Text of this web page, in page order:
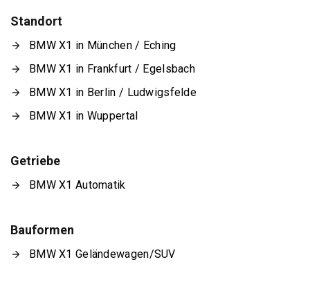
Standort
BMW X1 in München / Eching
BMW X1 in Frankfurt / Egelsbach
BMW X1 in Berlin / Ludwigsfelde
BMW X1 in Wuppertal
Getriebe
BMW X1 Automatik
Bauformen
BMW X1 Geländewagen/SUV